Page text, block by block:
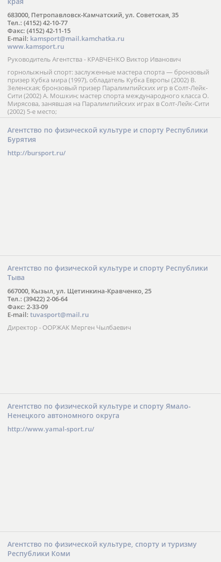
683000, Петропавловск-Камчатский, ул. Советская, 35
Тел.: (4152) 42-10-77
Факс: (4152) 42-11-15
E-mail: kamsport@mail.kamchatka.ru
www.kamsport.ru
Руководитель Агентства - КРАВЧЕНКО Виктор Иванович
горнолыжный спорт: заслуженные мастера спорта — бронзовый
призер Кубка мира (1997), обладатель Кубка Европы (2002) В.
Зеленская; бронзовый призер Паралимпийских игр в Солт-Лейк-
Сити (2002) А. Мошкин; мастер спорта международного класса О.
Мирясова, занявшая на Паралимпийских играх в Солт-Лейк-Сити
(2002) 5-е место;
Агентство по физической культуре и спорту Республики
Бурятия
http://bursport.ru/
Агентство по физической культуре и спорту Республики
Тыва
667000, Кызыл, ул. Щетинкина-Кравченко, 25
Тел.: (39422) 2-06-64
Факс: 2-33-09
E-mail: tuvasport@mail.ru
Директор - ООРЖАК Мерген Чылбаевич
Агентство по физической культуре и спорту Ямало-
Ненецкого автономного округа
http://www.yamal-sport.ru/
Агентство по физической культуре, спорту и туризму
Республики Коми